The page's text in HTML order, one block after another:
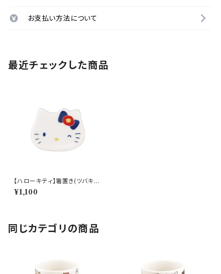
お支払い方法について
最近チェックした商品
【ハローキティ】箸置き(ツバキ)
【HK200】HK201-402
¥1,100
同じカテゴリの商品